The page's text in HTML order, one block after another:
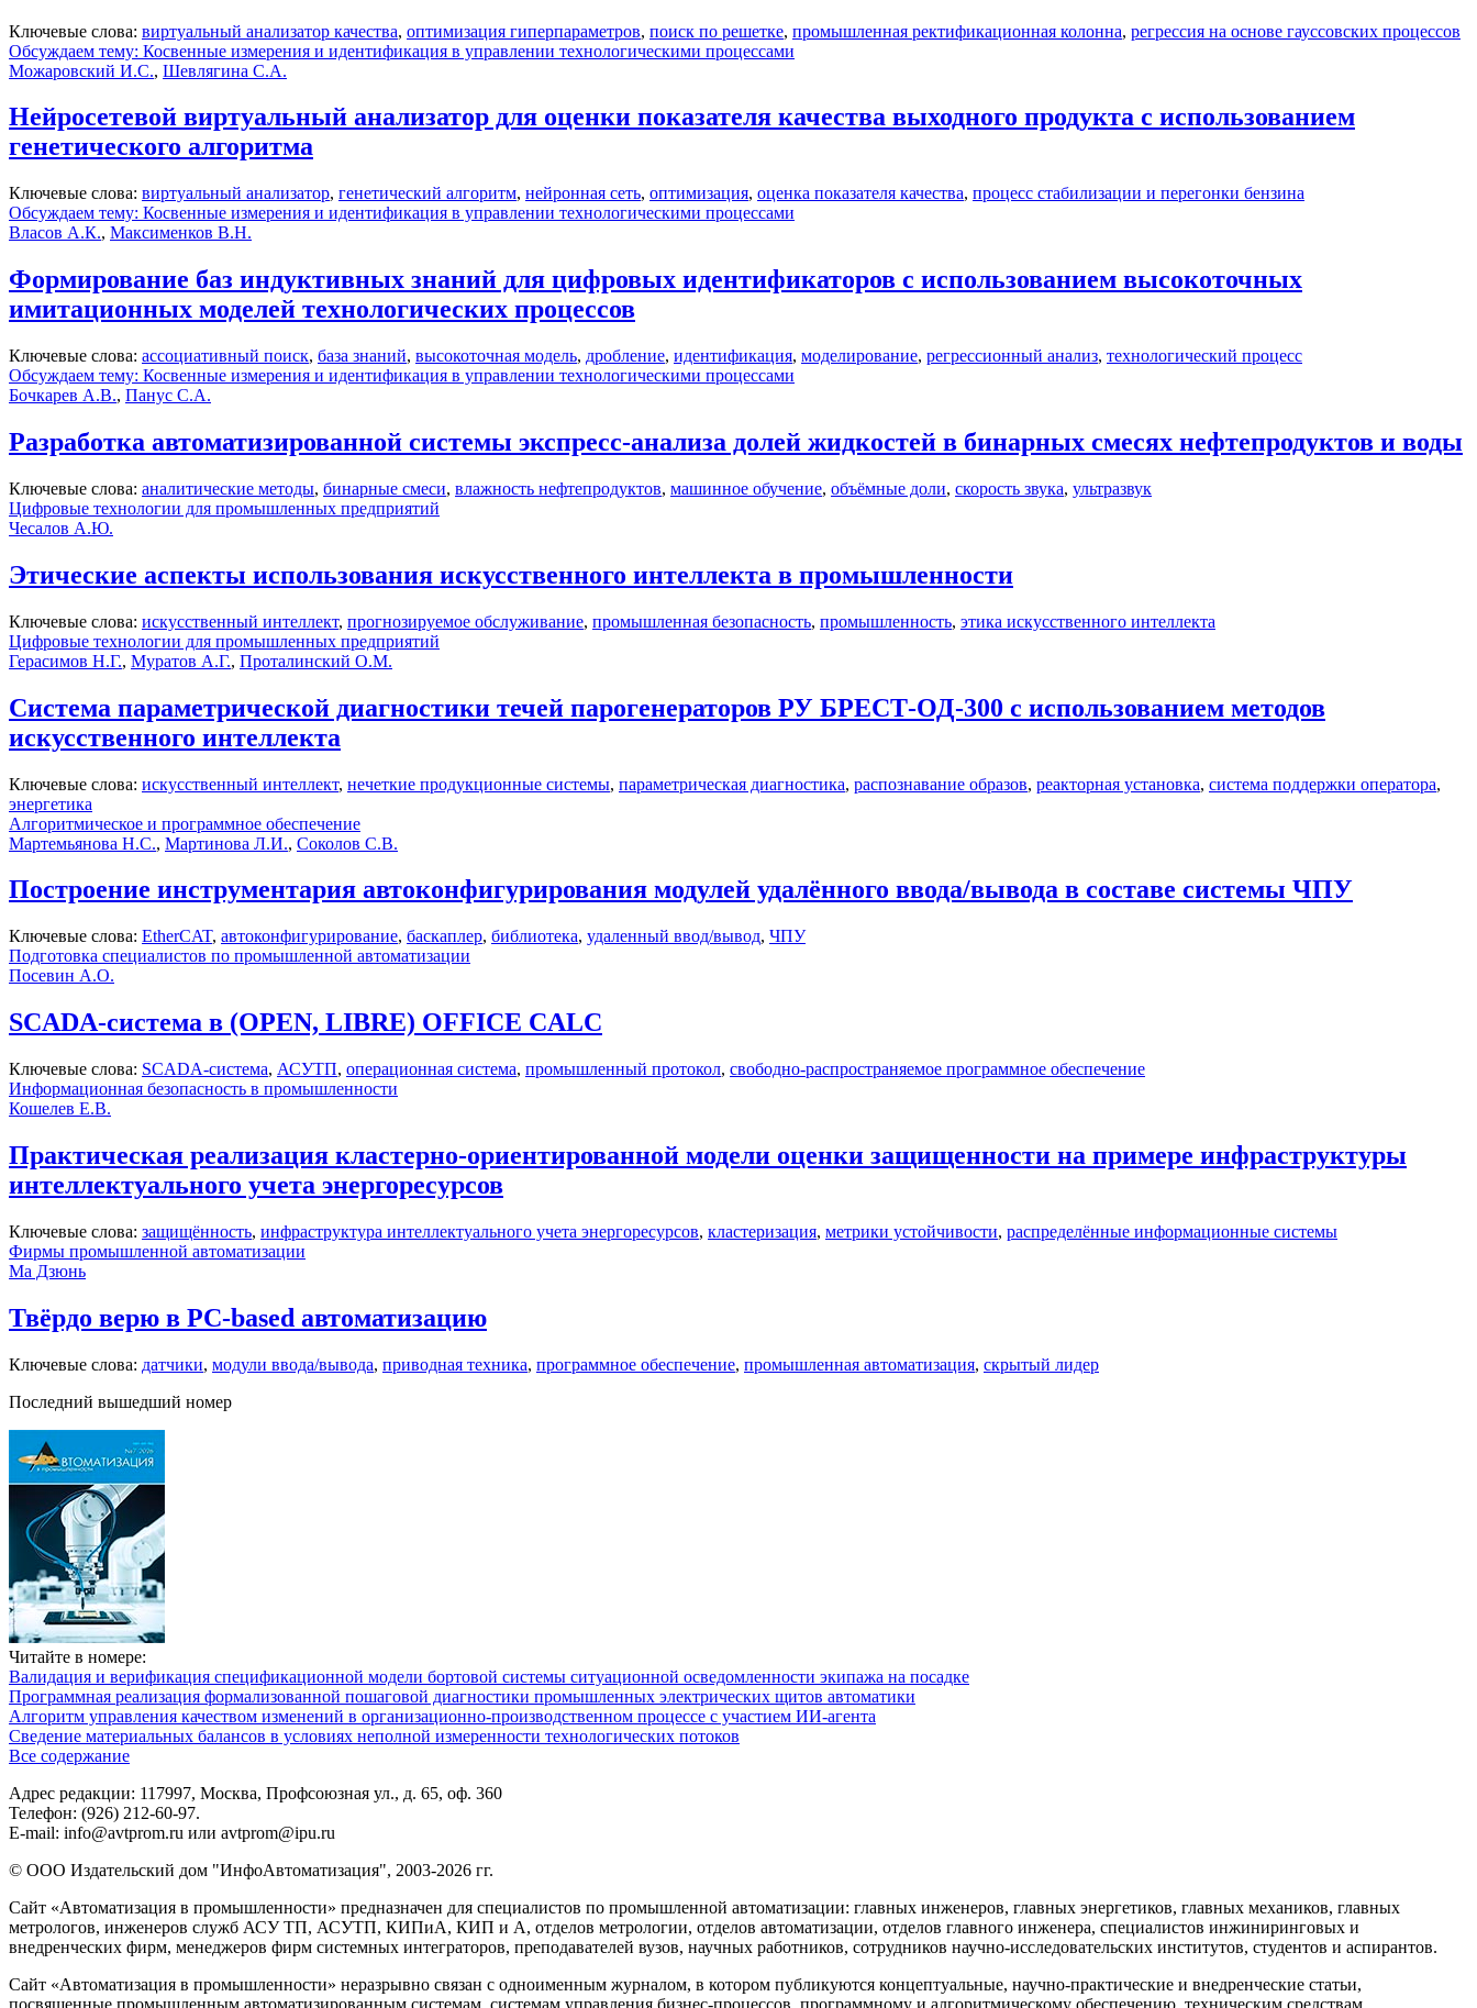
Ключевые слова: виртуальный анализатор качества, оптимизация гиперпараметров, поиск по решетке, промышленная ректификационная колонна, регрессия на основе гауссовских процессов
Обсуждаем тему: Косвенные измерения и идентификация в управлении технологическими процессами
Можаровский И.С., Шевлягина С.А.
Нейросетевой виртуальный анализатор для оценки показателя качества выходного продукта с использованием
генетического алгоритма
Ключевые слова: виртуальный анализатор, генетический алгоритм, нейронная сеть, оптимизация, оценка показателя качества, процесс стабилизации и перегонки бензина
Обсуждаем тему: Косвенные измерения и идентификация в управлении технологическими процессами
Власов А.К., Максименков В.Н.
Формирование баз индуктивных знаний для цифровых идентификаторов с использованием высокоточных
имитационных моделей технологических процессов
Ключевые слова: ассоциативный поиск, база знаний, высокоточная модель, дробление, идентификация, моделирование, регрессионный анализ, технологический процесс
Обсуждаем тему: Косвенные измерения и идентификация в управлении технологическими процессами
Бочкарев А.В., Панус С.А.
Разработка автоматизированной системы экспресс-анализа долей жидкостей в бинарных смесях нефтепродуктов и воды
Ключевые слова: аналитические методы, бинарные смеси, влажность нефтепродуктов, машинное обучение, объёмные доли, скорость звука, ультразвук
Цифровые технологии для промышленных предприятий
Чесалов А.Ю.
Этические аспекты использования искусственного интеллекта в промышленности
Ключевые слова: искусственный интеллект, прогнозируемое обслуживание, промышленная безопасность, промышленность, этика искусственного интеллекта
Цифровые технологии для промышленных предприятий
Герасимов Н.Г., Муратов А.Г., Проталинский О.М.
Система параметрической диагностики течей парогенераторов РУ БРЕСТ-ОД-300 с использованием методов
искусственного интеллекта
Ключевые слова: искусственный интеллект, нечеткие продукционные системы, параметрическая диагностика, распознавание образов, реакторная установка, система поддержки оператора,
энергетика
Алгоритмическое и программное обеспечение
Мартемьянова Н.С., Мартинова Л.И., Соколов С.В.
Построение инструментария автоконфигурирования модулей удалённого ввода/вывода в составе системы ЧПУ
Ключевые слова: EtherCAT, автоконфигурирование, баскаплер, библиотека, удаленный ввод/вывод, ЧПУ
Подготовка специалистов по промышленной автоматизации
Посевин А.О.
SCADA-система в (OPEN, LIBRE) OFFICE CALC
Ключевые слова: SCADA-система, АСУТП, операционная система, промышленный протокол, свободно-распространяемое программное обеспечение
Информационная безопасность в промышленности
Кошелев Е.В.
Практическая реализация кластерно-ориентированной модели оценки защищенности на примере инфраструктуры
интеллектуального учета энергоресурсов
Ключевые слова: защищённость, инфраструктура интеллектуального учета энергоресурсов, кластеризация, метрики устойчивости, распределённые информационные системы
Фирмы промышленной автоматизации
Ма Дзюнь
Твёрдо верю в PC-based автоматизацию
Ключевые слова: датчики, модули ввода/вывода, приводная техника, программное обеспечение, промышленная автоматизация, скрытый лидер
Последний вышедший номер
Читайте в номере:
Валидация и верификация спецификационной модели бортовой системы ситуационной осведомленности экипажа на посадке
Программная реализация формализованной пошаговой диагностики промышленных электрических щитов автоматики
Алгоритм управления качеством изменений в организационно-производственном процессе с участием ИИ-агента
Сведение материальных балансов в условиях неполной измеренности технологических потоков
Все содержание
Адрес редакции: 117997, Москва, Профсоюзная ул., д. 65, оф. 360
Телефон: (926) 212-60-97.
E-mail: info@avtprom.ru или avtprom@ipu.ru
© ООО Издательский дом "ИнфоАвтоматизация", 2003-2026 гг.
Сайт «Автоматизация в промышленности» предназначен для специалистов по промышленной автоматизации: главных инженеров, главных энергетиков, главных механиков, главных
метрологов, инженеров служб АСУ ТП, АСУТП, КИПиА, КИП и А, отделов метрологии, отделов автоматизации, отделов главного инженера, специалистов инжиниринговых и
внедренческих фирм, менеджеров фирм системных интеграторов, преподавателей вузов, научных работников, сотрудников научно-исследовательских институтов, студентов и аспирантов.
Сайт «Автоматизация в промышленности» неразрывно связан с одноименным журналом, в котором публикуются концептуальные, научно-практические и внедренческие статьи,
посвященные промышленным автоматизированным системам, системам управления бизнес-процессов, программному и алгоритмическому обеспечению, техническим средствам